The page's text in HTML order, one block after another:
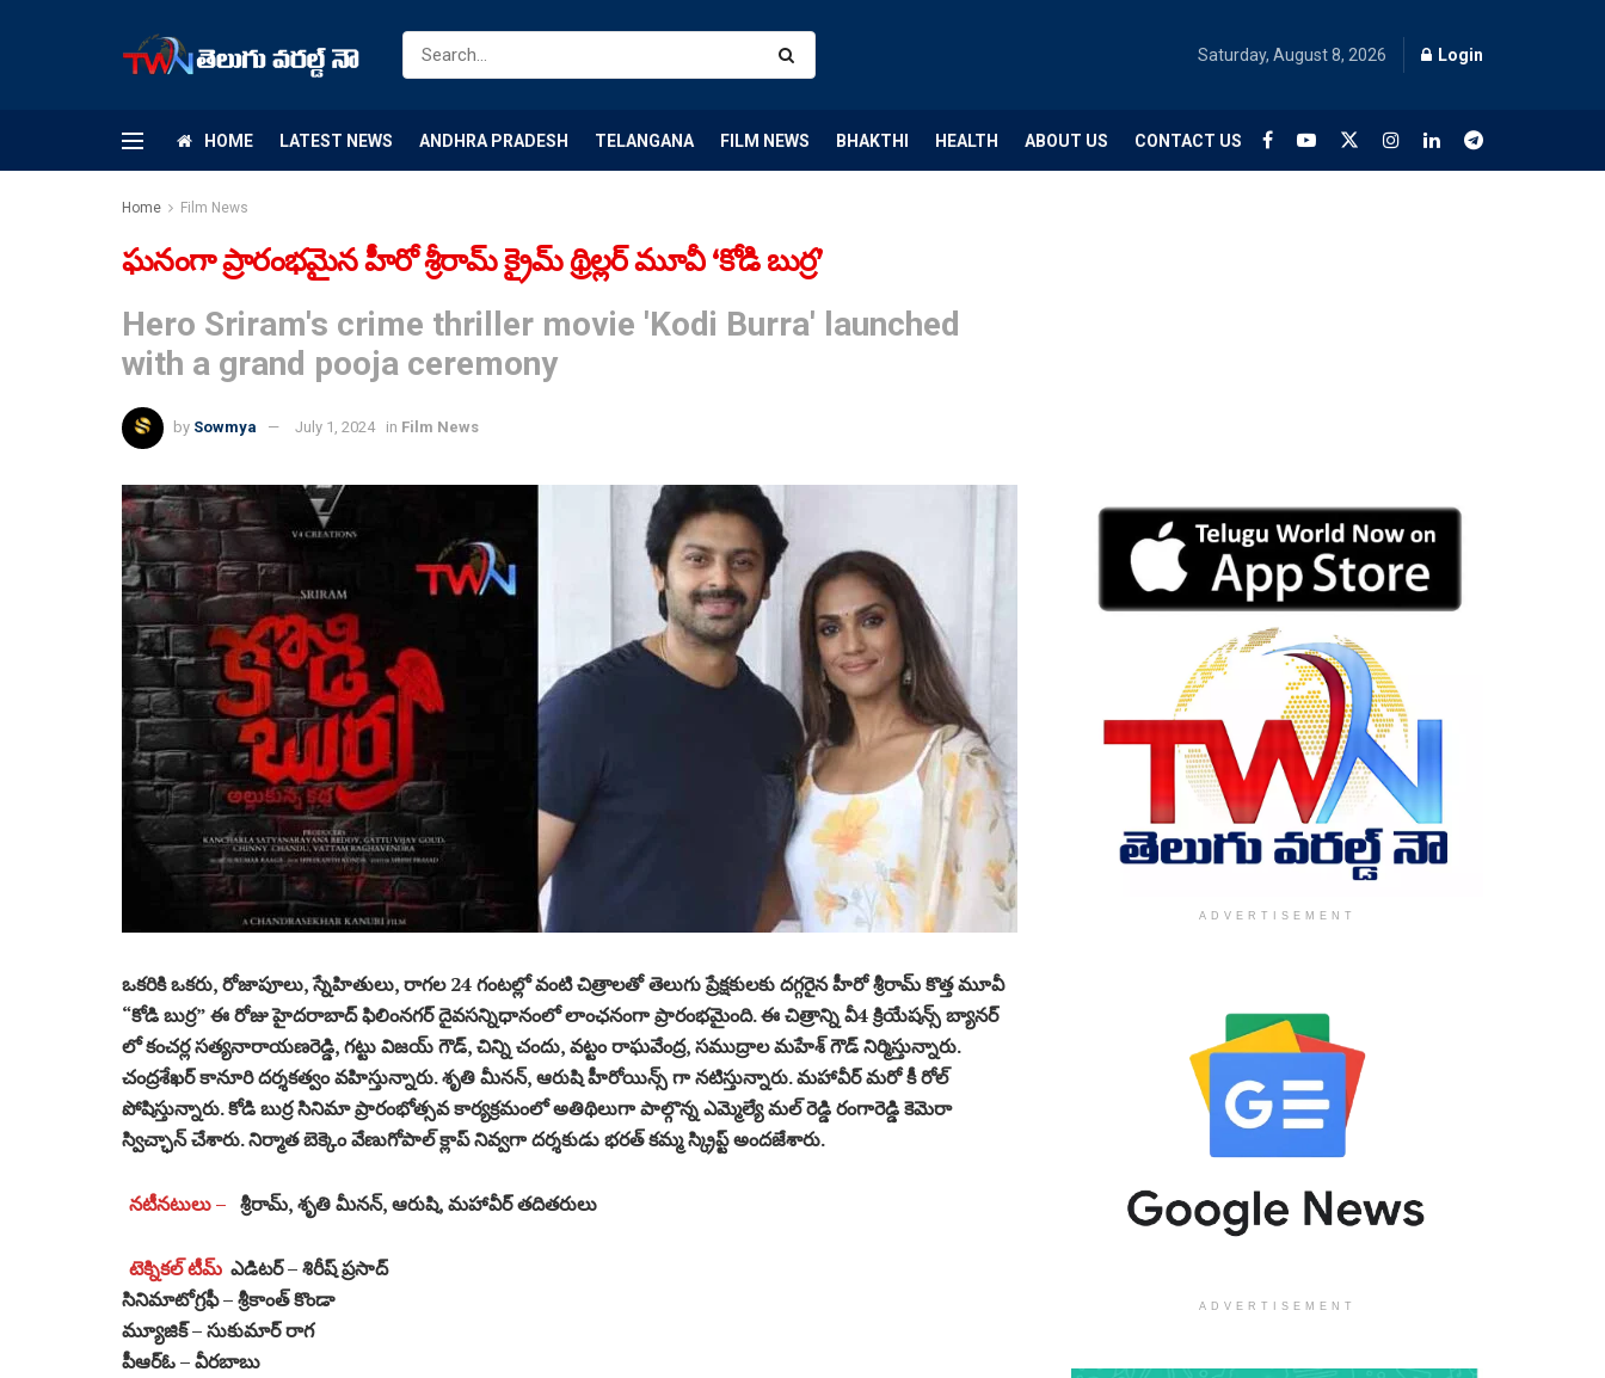
Saturday, August 8, 2026 Login
HOME LATEST NEWS ANDHRA PRADESH TELANGANA FILM NEWS BHAKTHI HEALTH ABOUT US CONTACT US
Home Film News
ఘనంగా ప్రారంభమైన హీరో శ్రీరామ్ క్రైమ్ థ్రిల్లర్ మూవీ ‘కోడి బుర్ర’
Hero Sriram's crime thriller movie 'Kodi Burra' launched
with a grand pooja ceremony
by Sowmya July 1, 2024 in Film News
ఒకరికి ఒకరు, రోజాపూలు, స్నేహితులు, రాగల 24 గంటల్లో వంటి చిత్రాలతో తెలుగు ప్రేక్షకులకు దగ్గరైన హీరో శ్రీరామ్ కొత్త మూవీ
“కోడి బుర్ర” ఈ రోజు హైదరాబాద్ ఫిలింనగర్ దైవసన్నిధానంలో లాంఛనంగా ప్రారంభమైంది. ఈ చిత్రాన్ని వీ4 క్రియేషన్స్ బ్యానర్
లో కంచర్ల సత్యనారాయణరెడ్డి, గట్టు విజయ్ గౌడ్, చిన్ని చందు, వట్టం రాఘవేంద్ర, సముద్రాల మహేశ్ గౌడ్ నిర్మిస్తున్నారు.
చంద్రశేఖర్ కానూరి దర్శకత్వం వహిస్తున్నారు. శృతి మీనన్, ఆరుషి హీరోయిన్స్ గా నటిస్తున్నారు. మహావీర్ మరో కీ రోల్
పోషిస్తున్నారు. కోడి బుర్ర సినిమా ప్రారంభోత్సవ కార్యక్రమంలో అతిథిలుగా పాల్గొన్న ఎమ్మెల్యే మల్ రెడ్డి రంగారెడ్డి కెమెరా
స్విచ్ఛాన్ చేశారు. నిర్మాత బెక్కెం వేణుగోపాల్ క్లాప్ నివ్వగా దర్శకుడు భరత్ కమ్మ స్క్రిప్ట్ అందజేశారు.
నటీనటులు – శ్రీరామ్, శృతి మీనన్, ఆరుషి, మహావీర్ తదితరులు
టెక్నికల్ టీమ్ ఎడిటర్ – శిరీష్ ప్రసాద్
సినిమాటోగ్రఫీ – శ్రీకాంత్ కొండా
మ్యూజిక్ – సుకుమార్ రాగ
పీఆర్ఓ – వీరబాబు
ADVERTISEMENT
ADVERTISEMENT